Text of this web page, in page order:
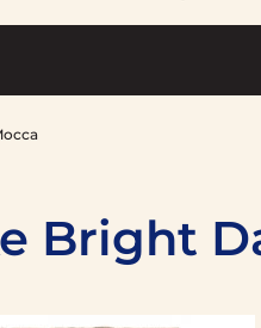
Bright